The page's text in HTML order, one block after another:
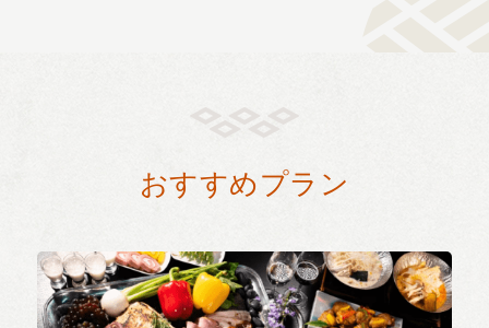
おすすめプラン